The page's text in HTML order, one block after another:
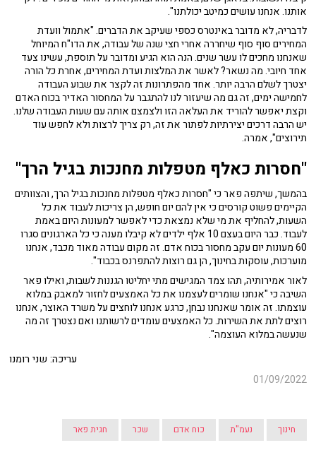
אותנו. אנחנו עושים כמיטב יכולתנו".
לדבריה, לא מדובר באינטרס כספי שעיקב את הדברים. "אתמול וועדת
המחירים סוף סוף שיחררה אחרי חצי שנה של עבודה, את הדו"ח המיוחל
שאנחנו מחכים לו עשר שנים. הנה הוא הגיע ומדובר על תוספת, עשינו צעד
אחד חיובי. מה נשאר? לאשר את המלצות ועדת המחירים, אחרת כל הורה
יצטרך לשלם הרבה יותר. אחד מהפתרונות זה לקצר את שבוע העבודה
לחמישה ימים, זה גם מה שיעזור לנו להתגבר על המחסור האדיר בכוח האדם
וקצת יאפשר להוריד את העלאה הזו ולצמצם אותה עם שעות העבודה שלנו.
יש הרבה דרכים יצירתיות לפתור את זה, רק צריך לרצות ולא לחפש עוד
תירוצים", אמרה.
"חסרות כאלף מטפלות מחנכות בגיל הרך"
בהמשך, שיתפה פאר כי "חסרות כאלף מטפלות מחנכות בגיל הרך, והצוותים
הקיימים פשוט קורסים כי אין להם יום חופש, הן צריכות לעבוד את כל
השעות, להחליף את מי שלא נמצאת כדי לאפשר למעונות היום באמת
לעבוד. כבר היום בעצם 10 אלף ילדים לא קיבלו מענה כי כל הארגונים סגרו
60 מעונות יום עקב מחסור בכוח אדם. זה מקום עבודה מאוד מכבד, אנחנו
מוערכות, עוסקות בחינוך, הן גם רוצות להתפרנס בכבוד".
לאור אמירותיה, תהו צמד המגישים מתי יחליטו הגננות לשבות, ואילו פאר
השיבה כי "אנחנו שומרים לעצמנו את כל האמצעים לחזור למאבק במלוא
עוצמתו. זה אומר שאנחנו נבחן, כרגע אנחנו לוחצים על משרד האוצר, אנחנו
רוצים לתת את השירות. כל האמצעים עומדים לרשותנו ואם נצטרך זה מה
שנעשה במלוא העוצמה".
עריכה: שני רומנו
01/09/2022
חינוך נעמ"ת כוח אדם שכר חגית פאר